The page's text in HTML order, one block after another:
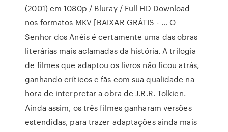
(2001) em 1080p / Bluray / Full HD Download
nos formatos MKV [BAIXAR GRÁTIS - … O
Senhor dos Anéis é certamente uma das obras
literárias mais aclamadas da história. A trilogia
de filmes que adaptou os livros não ficou atrás,
ganhando críticos e fãs com sua qualidade na
hora de interpretar a obra de J.R.R. Tolkien.
Ainda assim, os três filmes ganharam versões
estendidas, para trazer adaptações ainda mais